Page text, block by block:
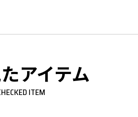
アイテム
ITEM